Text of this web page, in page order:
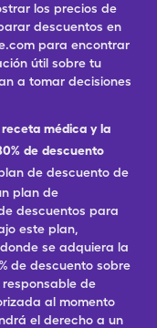
los precios de
descuentos en
para encontrar
útil sobre tu
a tomar decisiones
médica y la
de descuento
de descuento de
plan de
descuentos para
este plan,
se adquiera la
de descuento sobre
de
al momento
el derecho a un